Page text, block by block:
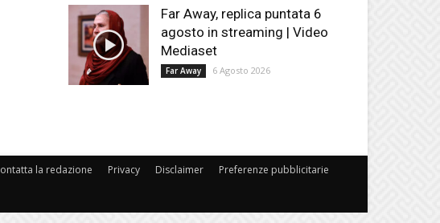
Far Away, replica puntata 6
agosto in streaming | Video
Mediaset
Far Away 6 Agosto 2026
la redazione Privacy Disclaimer Preferenze pubblicitarie